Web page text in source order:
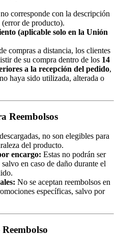
corresponde con la descripción
de producto).
(aplicable solo en la Unión
compras a distancia, los clientes
de su compra dentro de los 14
a la recepción del pedido,
haya sido utilizada, alterada o
Reembolsos
no son elegibles para
del producto.
encargo: Estas no podrán ser
en caso de daño durante el
No se aceptan reembolsos en
específicas, salvo por